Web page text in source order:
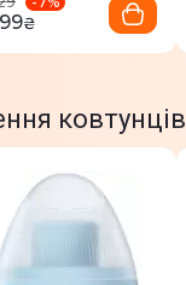
₴
ковтунців